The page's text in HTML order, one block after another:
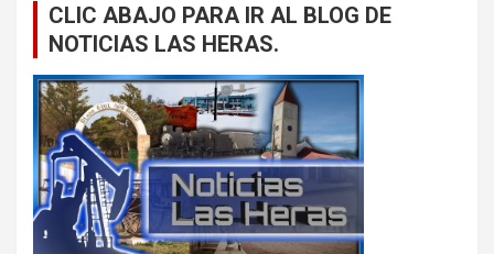
CLIC ABAJO PARA IR AL BLOG DE
NOTICIAS LAS HERAS.